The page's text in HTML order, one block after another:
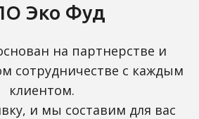
Эко Фуд
на партнерстве и
сотрудничестве с каждым
клиентом.
и мы составим для вас